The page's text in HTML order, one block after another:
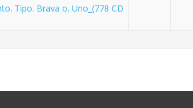
Tipo. Brava o. Uno_(778 CD